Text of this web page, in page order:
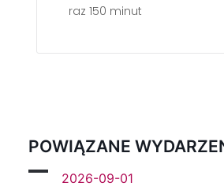
raz 150 minut
POWIĄZANE
2026-09-01